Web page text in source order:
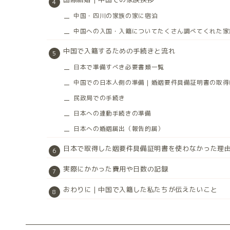
中国・四川の家族の家に宿泊
中国への入国・入籍についてたくさん調べてくれた家
中国で入籍するための手続きと流れ
日本で準備すべき必要書類一覧
中国での日本人側の準備｜婚姻要件具備証明書の取
民政局での手続き
日本への連動手続きの準備
日本への婚姻届出（報告的届）
日本で取得した姻要件具備証明書を使わなかった理由
実際にかかった費用や日数の記録
おわりに｜中国で入籍した私たちが伝えたいこと